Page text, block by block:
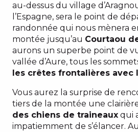
au-dessus du village
l’Espagne, sera le point de
randonnée qui nous mènera
montée jusqu’au Courtaou
aurons un superbe point de
vallée d’Aure, tous les
les crêtes frontalières avec
Vous aurez la surprise de
tiers de la montée une
des chiens de traineaux qui
impatiemment de s’élancer.